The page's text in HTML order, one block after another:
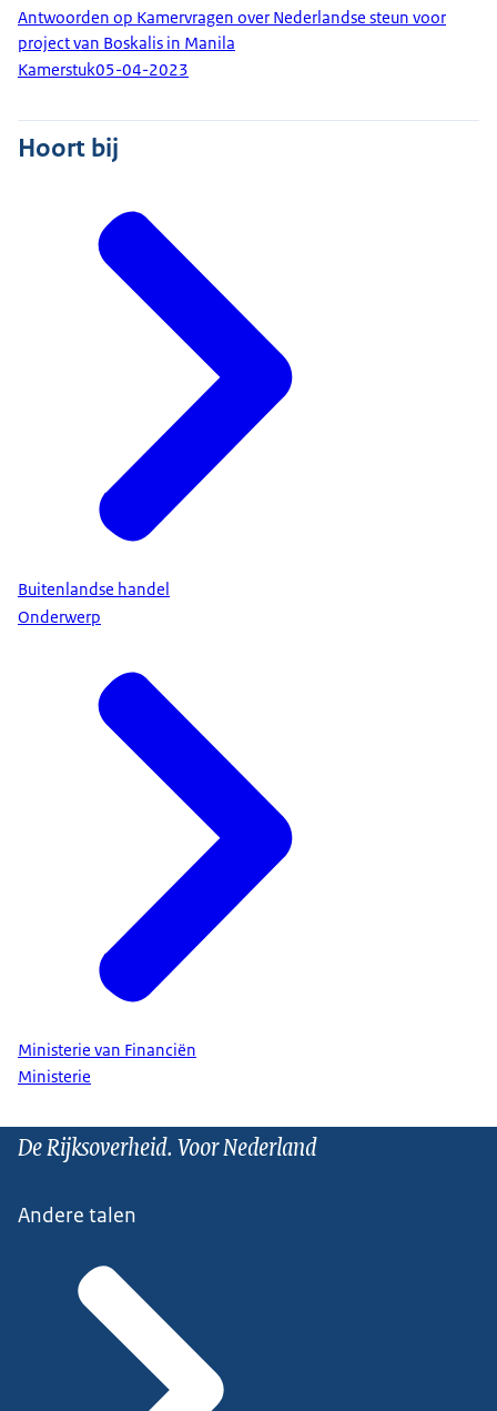
Antwoorden op Kamervragen over Nederlandse steun voor
project van Boskalis in Manila
Kamerstuk05-04-2023
Hoort bij
Buitenlandse handel
Onderwerp
Ministerie van Financiën
Ministerie
De Rijksoverheid. Voor Nederland
Andere talen